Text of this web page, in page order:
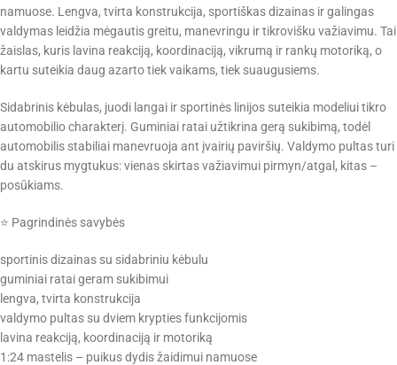
namuose. Lengva, tvirta konstrukcija, sportiškas dizainas ir galingas
valdymas leidžia mėgautis greitu, manevringu ir tikrovišku važiavimu. Tai
žaislas, kuris lavina reakciją, koordinaciją, vikrumą ir rankų motoriką, o
kartu suteikia daug azarto tiek vaikams, tiek suaugusiems.
Sidabrinis kėbulas, juodi langai ir sportinės linijos suteikia modeliui tikro
automobilio charakterį. Guminiai ratai užtikrina gerą sukibimą, todėl
automobilis stabiliai manevruoja ant įvairių paviršių. Valdymo pultas turi
du atskirus mygtukus: vienas skirtas važiavimui pirmyn/atgal, kitas –
posūkiams.
⭐ Pagrindinės savybės
sportinis dizainas su sidabriniu kėbulu
guminiai ratai geram sukibimui
lengva, tvirta konstrukcija
valdymo pultas su dviem krypties funkcijomis
lavina reakciją, koordinaciją ir motoriką
1:24 mastelis – puikus dydis žaidimui namuose